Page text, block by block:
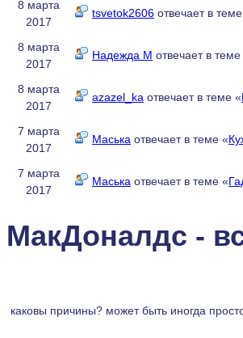
8 марта
2017
tsvetok2606 отвечает в
8 марта
2017
Надежда М отвечает в теме
8 марта
2017
azazel_ka отвечает в теме «
7 марта
2017
Маська отвечает в теме «
7 марта
2017
Маська отвечает в теме «
МакДоналдс -
каковы причины? может быть иногда